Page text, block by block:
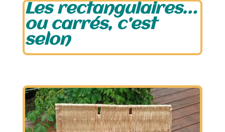
Les rectangulaires…
ou carrés, c’est
selon